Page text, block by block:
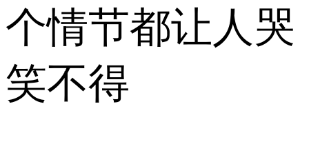
个情节都让人哭
笑不得